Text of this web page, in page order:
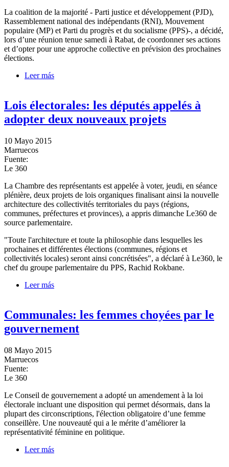
La coalition de la majorité - Parti justice et développement (PJD),
Rassemblement national des indépendants (RNI), Mouvement
populaire (MP) et Parti du progrès et du socialisme (PPS)-, a décidé,
lors d’une réunion tenue samedi à Rabat, de coordonner ses actions
et d’opter pour une approche collective en prévision des prochaines
élections.
Leer más
Lois électorales: les députés appelés à
adopter deux nouveaux projets
10 Mayo 2015
Marruecos
Fuente:
Le 360
La Chambre des représentants est appelée à voter, jeudi, en séance
plénière, deux projets de lois organiques finalisant ainsi la nouvelle
architecture des collectivités territoriales du pays (régions,
communes, préfectures et provinces), a appris dimanche Le360 de
source parlementaire.
"Toute l'architecture et toute la philosophie dans lesquelles les
prochaines et différentes élections (communes, régions et
collectivités locales) seront ainsi concrétisées", a déclaré à Le360, le
chef du groupe parlementaire du PPS, Rachid Rokbane.
Leer más
Communales: les femmes choyées par le
gouvernement
08 Mayo 2015
Marruecos
Fuente:
Le 360
Le Conseil de gouvernement a adopté un amendement à la loi
électorale incluant une disposition qui permet désormais, dans la
plupart des circonscriptions, l'élection obligatoire d’une femme
conseillère. Une nouveauté qui a le mérite d’améliorer la
représentativité féminine en politique.
Leer más